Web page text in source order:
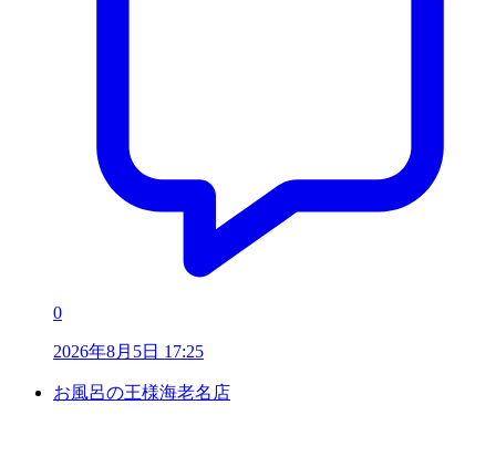
0
2026年8月5日 17:25
お風呂の王様海老名店